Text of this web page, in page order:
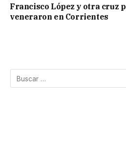
Francisco López y otra cruz
veneraron en Corrientes